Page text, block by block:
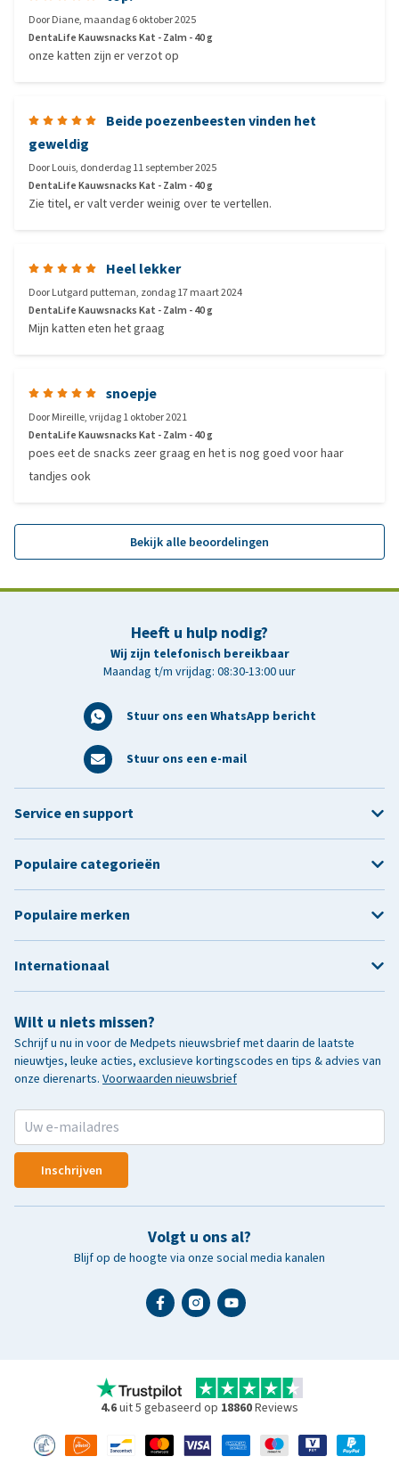
DoorDiane, maandag 6 oktober 2025
DentaLife Kauwsnacks Kat - Zalm - 40 g
onze katten zijn er verzot op
Beide poezenbeesten vinden het
geweldig
DoorLouis, donderdag 11 september 2025
DentaLife Kauwsnacks Kat - Zalm - 40 g
Zie titel, er valt verder weinig over te vertellen.
Heel lekker
DoorLutgard putteman, zondag 17 maart 2024
DentaLife Kauwsnacks Kat - Zalm - 40 g
Mijn katten eten het graag
snoepje
DoorMireille,vrijdag 1 oktober 2021
DentaLife Kauwsnacks Kat - Zalm - 40 g
poes eet de snacks zeer graag en het is nog goed voor haar
tandjes ook
Bekijk alle beoordelingen
Heeft u hulp nodig?
Wij zijn telefonisch bereikbaar
Maandag t/m vrijdag: 08:30-13:00 uur
Stuur ons een WhatsApp bericht
Stuur ons een e-mail
Wilt u niets missen?
Schrijf u nu in voor de Medpets nieuwsbrief met daarin de laatste
nieuwtjes, leuke acties, exclusieve kortingscodes en tips & advies van
onze dierenarts. Voorwaarden nieuwsbrief
Inschrijven
Volgt u ons al?
Blijf op de hoogte via onze social media kanalen
Service en support
Populaire categorieën
Populaire merken
Internationaal
4.6uit 5 gebaseerd op 18860Reviews